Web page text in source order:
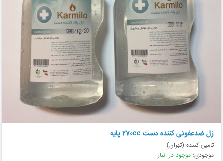
ژل ضدعفونی کننده دست 270cc پایه
تامین کننده (تهران)
موجودی: موجود در انبار